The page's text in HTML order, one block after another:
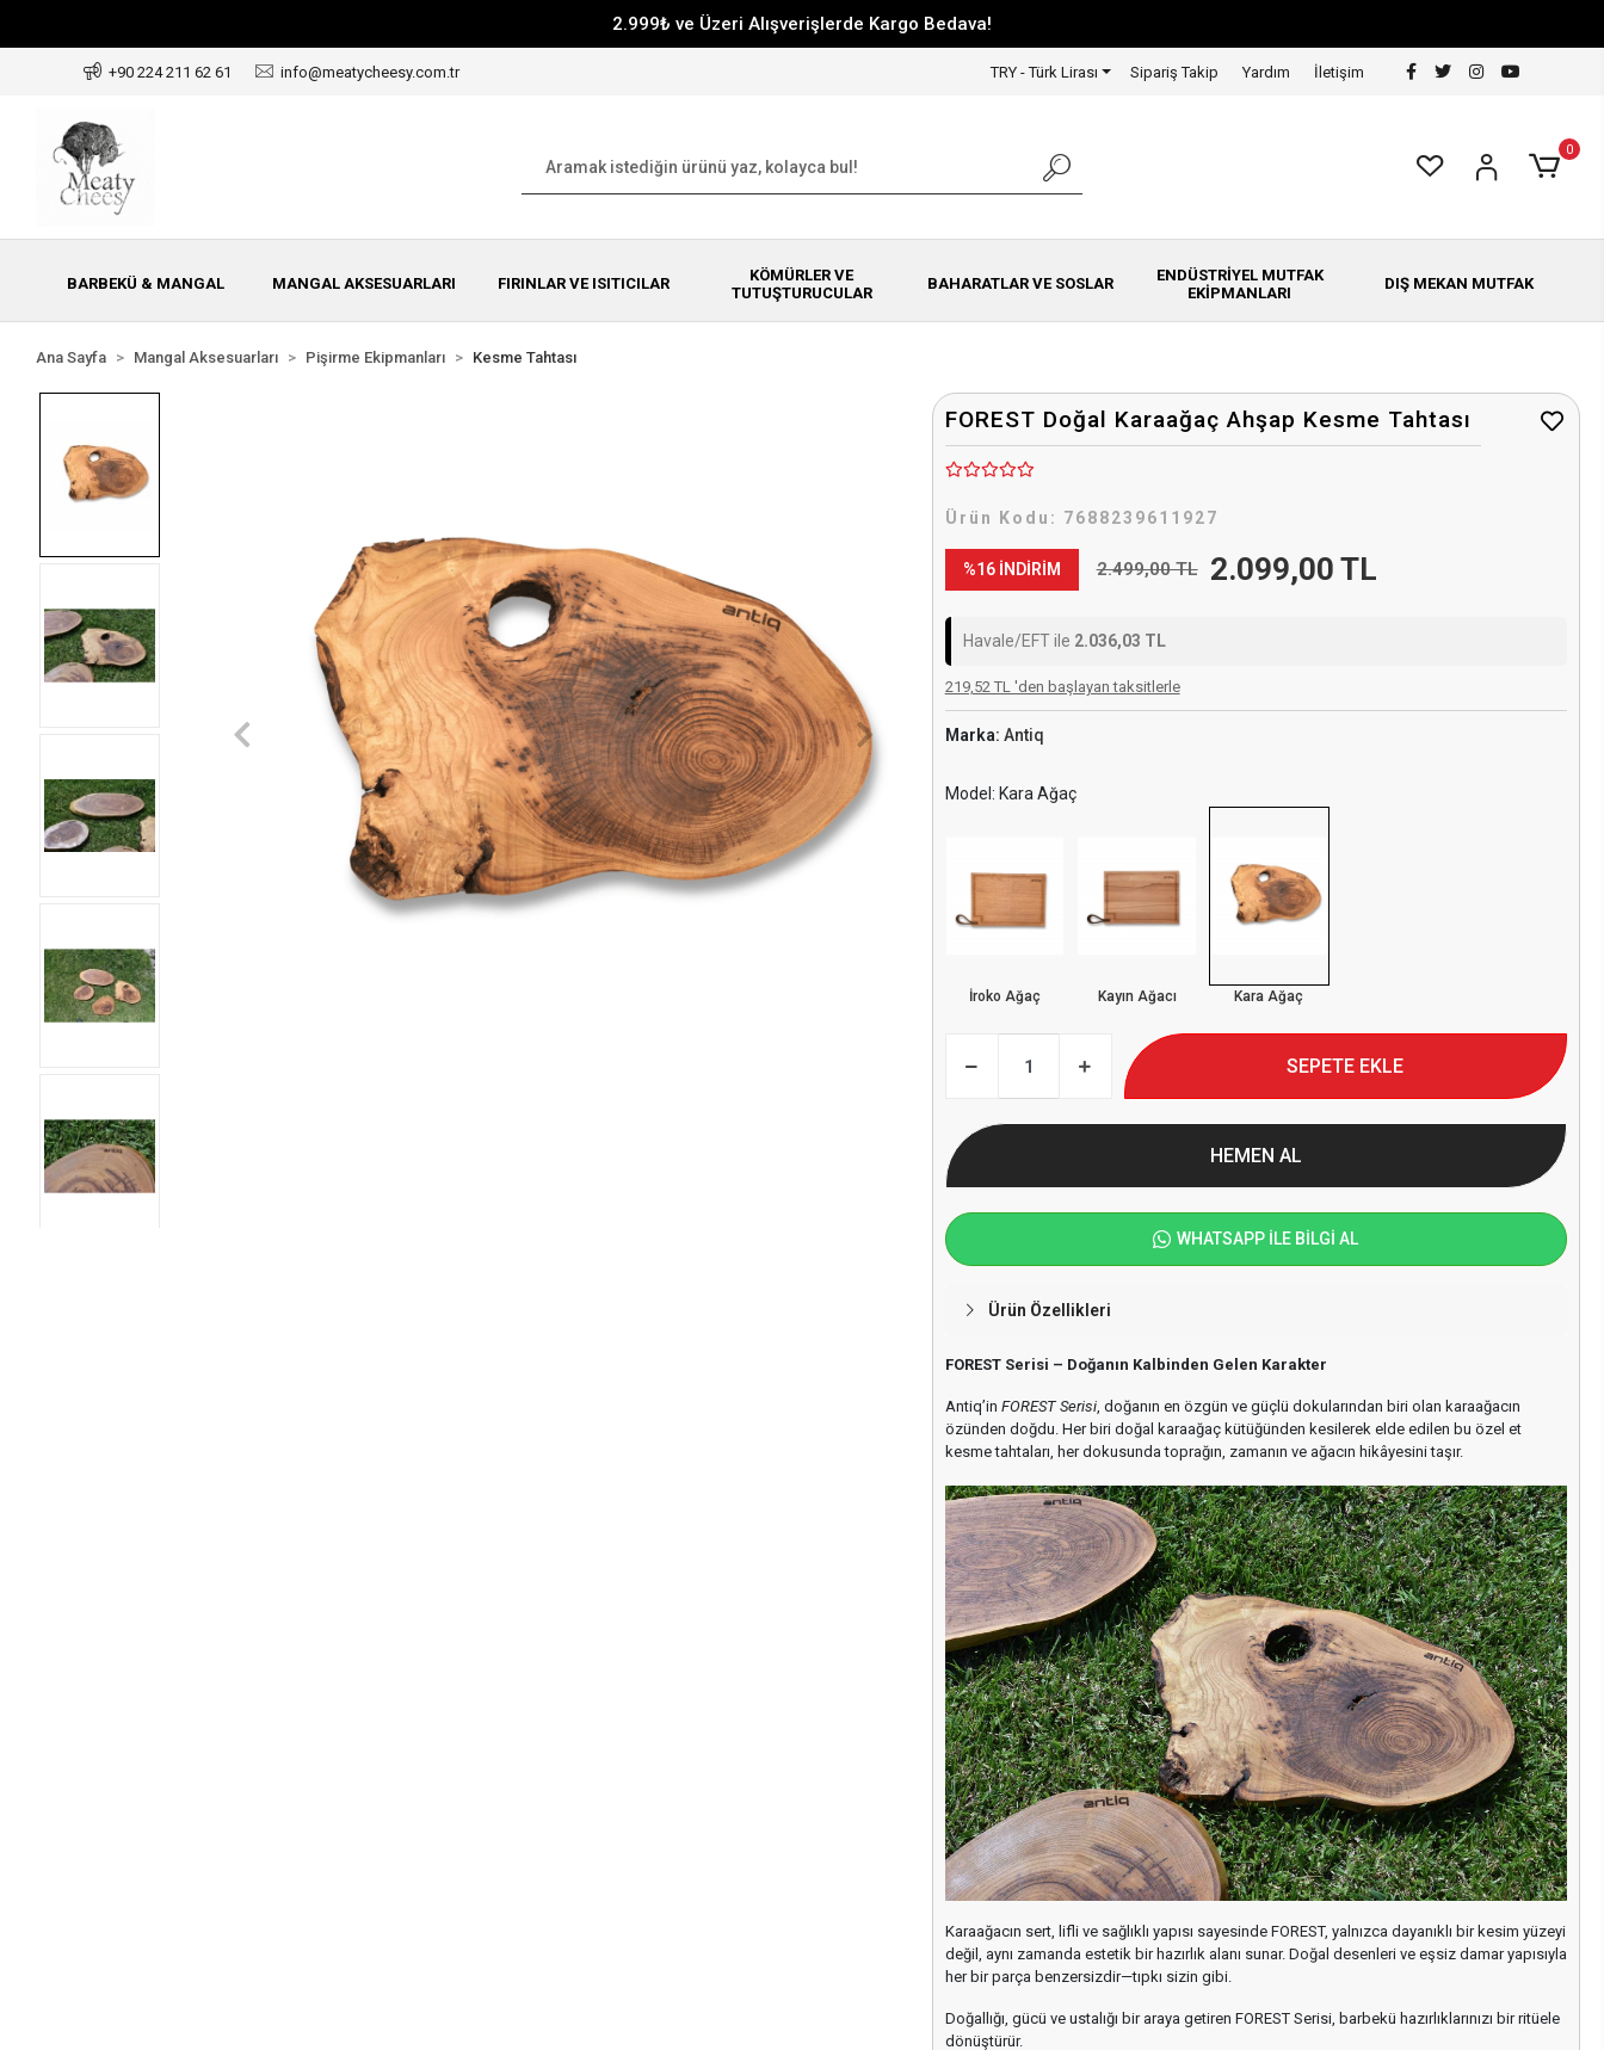
2.999₺ ve Üzeri Alışverişlerde Kargo Bedava!
+90 224 211 62 61 info@meatycheesy.com.tr TRY - Türk Lirası Sipariş Takip Yardım İletişim
0
BARBEKÜ & MANGAL MANGAL AKSESUARLARI FIRINLAR VE ISITICILAR
KÖMÜRLER VE
TUTUŞTURUCULAR
BAHARATLAR VE SOSLAR
ENDÜSTRİYEL MUTFAK
EKİPMANLARI
DIŞ MEKAN MUTFAK
Ana Sayfa Mangal Aksesuarları Pişirme Ekipmanları Kesme Tahtası
FOREST Doğal Karaağaç Ahşap Kesme Tahtası
Ürün Kodu: 7688239611927
%16 İNDİRİM 2.499,00 TL 2.099,00 TL
Havale/EFT ile 2.036,03 TL
219,52 TL 'den başlayan taksitlerle
Marka: Antiq
Model: Kara Ağaç
İroko Ağaç Kayın Ağacı Kara Ağaç
SEPETE EKLE
HEMEN AL
WHATSAPP İLE BİLGİ AL
Ürün Özellikleri
FOREST Serisi – Doğanın Kalbinden Gelen Karakter
Antiq’in FOREST Serisi, doğanın en özgün ve güçlü dokularından biri olan karaağacın
özünden doğdu. Her biri doğal karaağaç kütüğünden kesilerek elde edilen bu özel et
kesme tahtaları, her dokusunda toprağın, zamanın ve ağacın hikâyesini taşır.
Karaağacın sert, lifli ve sağlıklı yapısı sayesinde FOREST, yalnızca dayanıklı bir kesim yüzeyi
değil, aynı zamanda estetik bir hazırlık alanı sunar. Doğal desenleri ve eşsiz damar yapısıyla
her bir parça benzersizdir—tıpkı sizin gibi.
Doğallığı, gücü ve ustalığı bir araya getiren FOREST Serisi, barbekü hazırlıklarınızı bir ritüele
dönüştürür.